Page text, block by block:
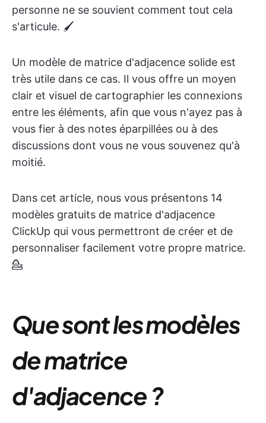
personne ne se souvient comment tout cela
s'articule. 🖌️
Un modèle de matrice d'adjacence solide est
très utile dans ce cas. Il vous offre un moyen
clair et visuel de cartographier les connexions
entre les éléments, afin que vous n'ayez pas à
vous fier à des notes éparpillées ou à des
discussions dont vous ne vous souvenez qu'à
moitié.
Dans cet article, nous vous présentons 14
modèles gratuits de matrice d'adjacence
ClickUp qui vous permettront de créer et de
personnaliser facilement votre propre matrice.
💁
Que sont les modèles
de matrice
d'adjacence ?